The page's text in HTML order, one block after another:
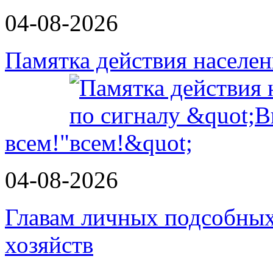
04-08-2026
Памятка действия
всем!"
04-08-2026
Главам личных
хозяйств